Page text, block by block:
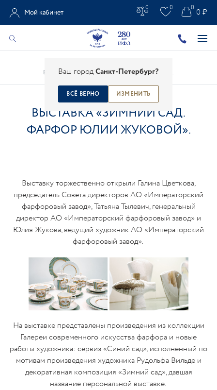
Ваш городСанкт-Петербург?
ВСЁ ВЕРНО ИЗМЕНИТЬ
Мой кабинет
0 0 0 ₽
0
Выставка «Зимний сад. Фарфор Юлии Жуковой».
ВЫСТАВКА «ЗИМНИЙ САД.
ФАРФОР ЮЛИИ ЖУКОВОЙ».
Выставку торжественно открыли Галина Цветкова,
председатель Совета директоров АО «Императорский
фарфоровый завод», Татьяна Тылевич, генеральный
директор АО «Императорский фарфоровый завод» и
Юлия Жукова, ведущий художник АО «Императорский
фарфоровый завод».
На выставке представлены произведения из коллекции
Галереи современного искусства фарфора и новые
работы художника: сервиз «Синий сад», исполненный по
мотивам произведения художника Рудольфа Вильде и
декоративная композиция «Зимний сад», давшая
название персональной выставке.